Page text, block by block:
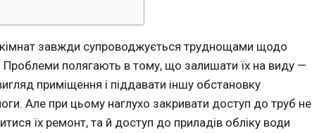
кімнат завжди супроводжується труднощами щодо
Проблеми полягають в тому, що залишати їх на виду —
приміщення і піддавати іншу обстановку
Але при цьому наглухо закривати доступ до труб не
їх ремонт, та й доступ до приладів обліку води